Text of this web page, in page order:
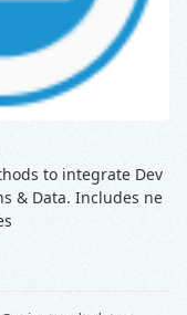
to integrate Dev
& Data. Includes ne